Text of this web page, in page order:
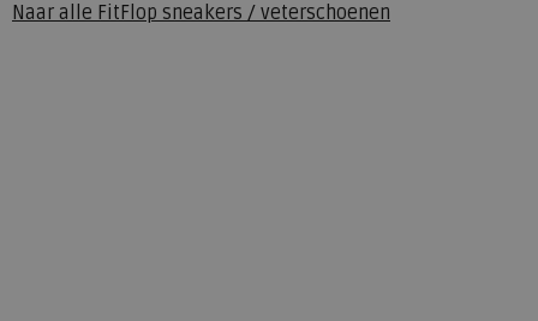
Naar alle FitFlop sneakers / veterschoenen